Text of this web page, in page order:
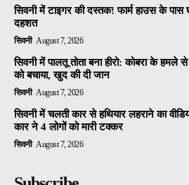
सिवनी में टाइगर की दस्तक! फार्म हाउस के पास
दहशत
सिवनी August 7, 2026
सिवनी में पालतू तोता बना हीरो: कोबरा के हमले
को बचाया, खुद की दी जान
सिवनी August 7, 2026
सिवनी में चलती कार से हथियार लहराने का
कार ने 4 लोगों को मारी टक्कर
सिवनी August 7, 2026